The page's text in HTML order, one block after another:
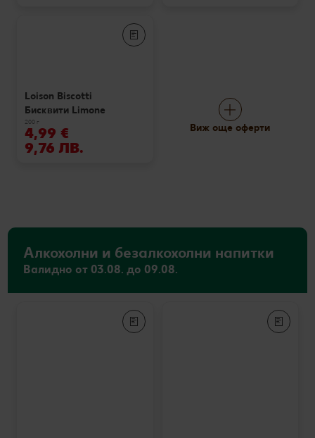
Loison Biscotti
Бисквити Limone
200 г
4,99 €
9,76 ЛВ.
Виж още оферти
Алкохолни и безалкохолни напитки
Валидно от 03.08. до 09.08.